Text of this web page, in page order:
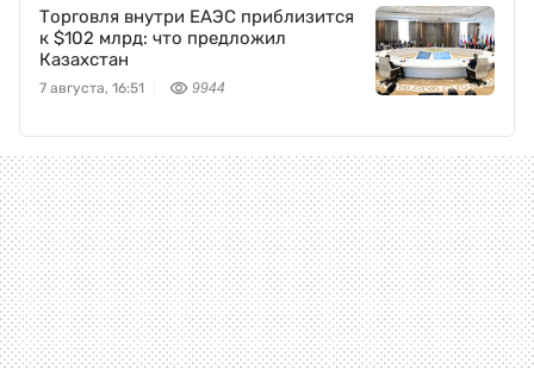
Торговля внутри ЕАЭС приблизится
к $102 млрд: что предложил
Казахстан
7 августа, 16:51 9944